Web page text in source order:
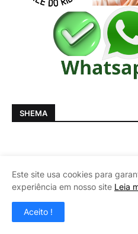
SHEMA
Este site usa cookies para
experiência em nosso site Leia
Aceito !